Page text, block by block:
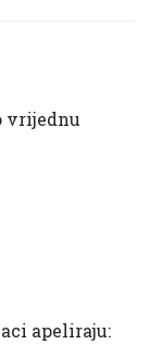
vrijednu
apeliraju: